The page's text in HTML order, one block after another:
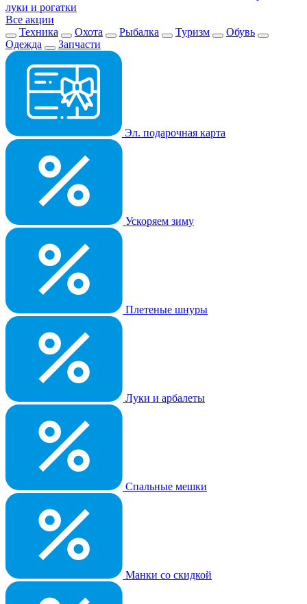
луки и рогатки
Все акции
Техника
Охота Рыбалка Туризм
Обувь
Одежда
Запчасти
Эл. подарочная карта
Ускоряем зиму
Плетеные шнуры
Луки и арбалеты
Спальные мешки
Манки со скидкой